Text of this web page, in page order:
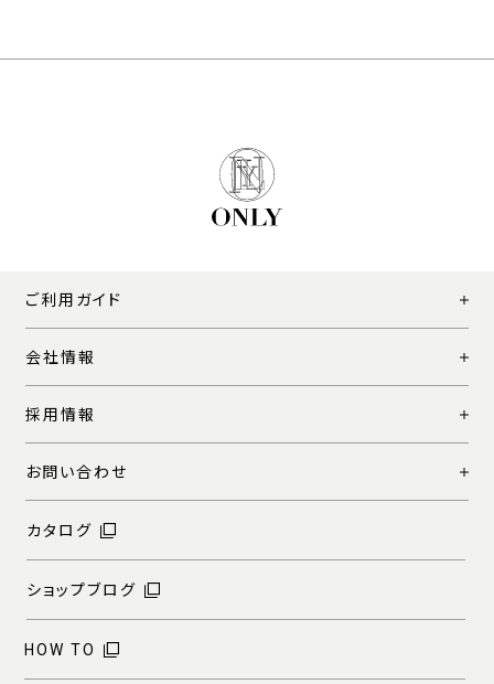
ご利用ガイド
会社情報
採用情報
お問い合わせ
カタログ
ショップブログ
HOW TO